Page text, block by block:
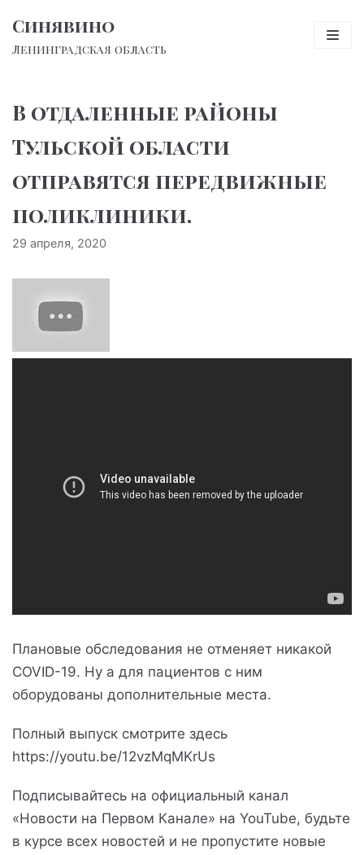
Перейти
к
Синявино
Ленинградская область
В отдаленные районы
Тульской области
отправятся передвижные
поликлиники.
29 апреля, 2020
Плановые обследования не отменяет никакой
COVID-19. Ну а для пациентов с ним
оборудованы дополнительные места.
Полный выпуск смотрите здесь
https://youtu.be/12vzMqMKrUs
Подписывайтесь на официальный канал
«Новости на Первом Канале» на YouTube, будьте
в курсе всех новостей и не пропустите новые